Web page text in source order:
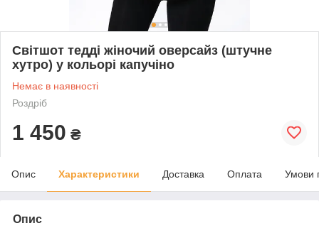
Світшот тедді жіночий оверсайз (штучне
хутро) у кольорі капучіно
Немає в наявності
Роздріб
1 450 ₴
Опис Характеристики Доставка Оплата Умови
Опис